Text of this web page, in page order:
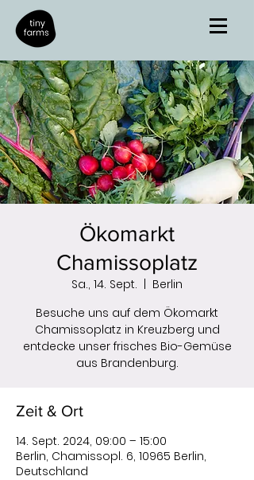
Ökomarkt
Chamissoplatz
Sa., 14. Sept.
Berlin
Besuche uns auf dem Ökomarkt
Chamissoplatz in Kreuzberg und
entdecke unser frisches Bio-Gemüse
aus Brandenburg.
Zeit & Ort
14. Sept. 2024, 09:00 – 15:00
Berlin, Chamissopl. 6, 10965 Berlin,
Deutschland